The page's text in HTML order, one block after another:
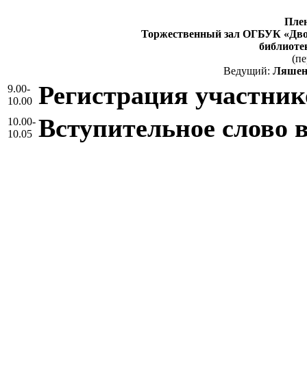
Торжественный зал ОГБУК
Ведущий:
9.00-
10.00 Регистрация
10.00-
10.05 Вступительное слово